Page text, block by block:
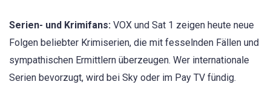
Serien- und Krimifans: VOX und Sat 1 zeigen heute neue
Folgen beliebter Krimiserien, die mit fesselnden Fällen und
sympathischen Ermittlern überzeugen. Wer internationale
Serien bevorzugt, wird bei Sky oder im Pay TV fündig.